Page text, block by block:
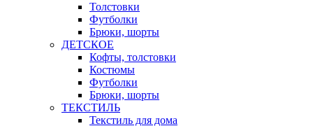
Толстовки
Футболки
Брюки, шорты
ДЕТСКОЕ
Кофты, толстовки
Костюмы
Футболки
Брюки, шорты
ТЕКСТИЛЬ
Текстиль для дома